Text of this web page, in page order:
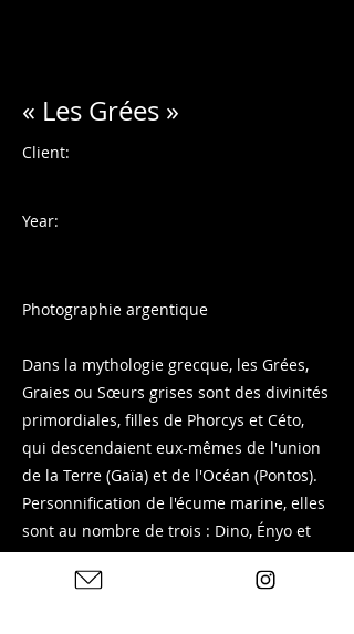
« Les Grées »
Client:
Year:
Photographie argentique
Dans la mythologie grecque, les Grées,
Graies ou Sœurs grises sont des divinités
primordiales, filles de Phorcys et Céto,
qui descendaient eux-mêmes de l'union
de la Terre (Gaïa) et de l'Océan (Pontos).
Personnification de l'écume marine, elles
sont au nombre de trois : Dino, Ényo et
Pemphrédo.